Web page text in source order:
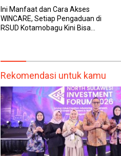
Ini Manfaat dan Cara Akses
WINCARE, Setiap Pengaduan di
RSUD Kotamobagu Kini Bisa
Rekomendasi untuk kamu